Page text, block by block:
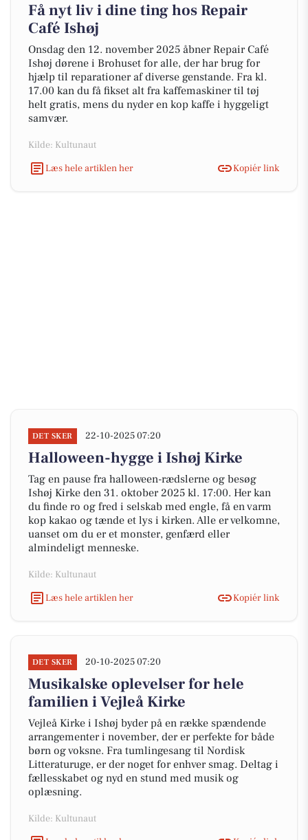
Få nyt liv i dine ting hos Repair
Café Ishøj
Onsdag den 12. november 2025 åbner Repair Café
Ishøj dørene i Brohuset for alle, der har brug for
hjælp til reparationer af diverse genstande. Fra kl.
17.00 kan du få fikset alt fra kaffemaskiner til tøj
helt gratis, mens du nyder en kop kaffe i hyggeligt
samvær.
Kilde: Kultunaut
Læs hele artiklen her
Kopiér link
DET SKER 22-10-2025 07:20
Halloween-hygge i Ishøj Kirke
Tag en pause fra halloween-rædslerne og besøg
Ishøj Kirke den 31. oktober 2025 kl. 17:00. Her kan
du finde ro og fred i selskab med engle, få en varm
kop kakao og tænde et lys i kirken. Alle er velkomne,
uanset om du er et monster, genfærd eller
almindeligt menneske.
Kilde: Kultunaut
Læs hele artiklen her
Kopiér link
DET SKER 20-10-2025 07:20
Musikalske oplevelser for hele
familien i Vejleå Kirke
Vejleå Kirke i Ishøj byder på en række spændende
arrangementer i november, der er perfekte for både
børn og voksne. Fra tumlingesang til Nordisk
Litteraturuge, er der noget for enhver smag. Deltag i
fællesskabet og nyd en stund med musik og
oplæsning.
Kilde: Kultunaut